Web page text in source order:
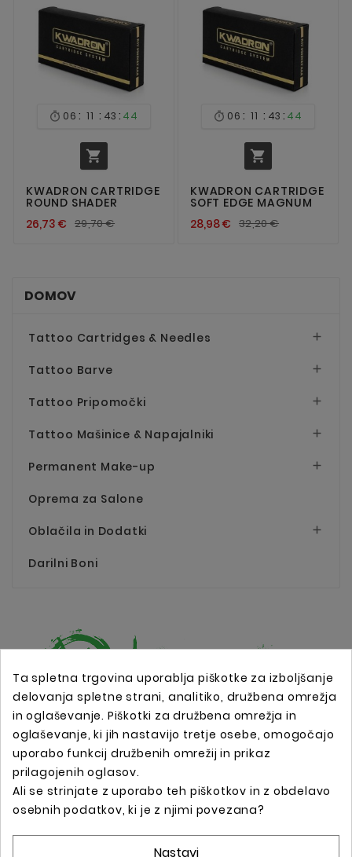
 06 : 11 : 43 : 44

KWADRON CARTRIDGE
ROUND SHADER
26,73 € 29,70 €
 06 : 11 : 43 : 44

KWADRON CARTRIDGE
SOFT EDGE MAGNUM
28,98 € 32,20 €
DOMOV
Tattoo Cartridges & Needles 
Tattoo Barve 
Tattoo Pripomočki 
Tattoo Mašinice & Napajalniki 
Permanent Make-up 
Oprema za Salone
Oblačila in Dodatki 
Darilni Boni
Spletna trgovina s profesionalno tattoo opremo !
Podatki O Trgovini 
Ta spletna trgovina uporablja piškotke za izboljšanje
delovanja spletne strani, analitiko, družbena omrežja
in oglaševanje. Piškotki za družbena omrežja in
oglaševanje, ki jih nastavijo tretje osebe, omogočajo
uporabo funkcij družbenih omrežij in prikaz
prilagojenih oglasov.
Ali se strinjate z uporabo teh piškotkov in z obdelavo
osebnih podatkov, ki je z njimi povezana?
Nastavi